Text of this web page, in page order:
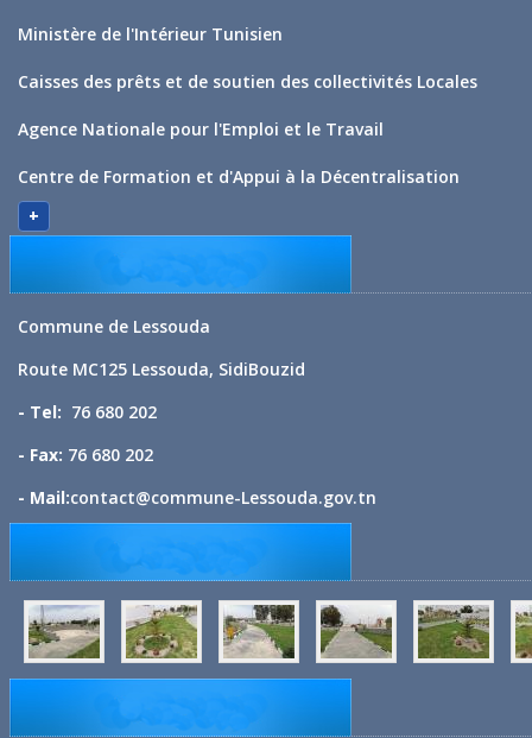
Ministère de l'Intérieur Tunisien
Caisses des prêts et de soutien des collectivités Locales
Agence Nationale pour l'Emploi et le Travail
Centre de Formation et d'Appui à la Décentralisation
+
Commune de Lessouda
Route MC125 Lessouda, SidiBouzid
- Tel: 76 680 202
- Fax: 76 680 202
- Mail:contact@commune-Lessouda.gov.tn